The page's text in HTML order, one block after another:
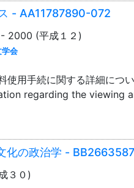
- AA11787890-072
- 2000 (平成１２)
学会
使用手続に関する詳細につ
regarding the viewing
化の政治学 -
３０)